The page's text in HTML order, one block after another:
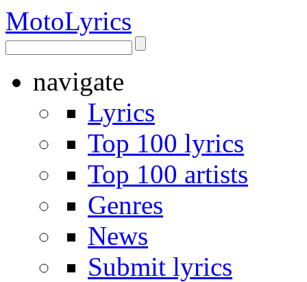
MotoLyrics
navigate
Lyrics
Top 100 lyrics
Top 100 artists
Genres
News
Submit lyrics